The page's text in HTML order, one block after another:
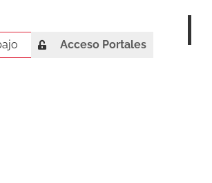
Acceso Portales